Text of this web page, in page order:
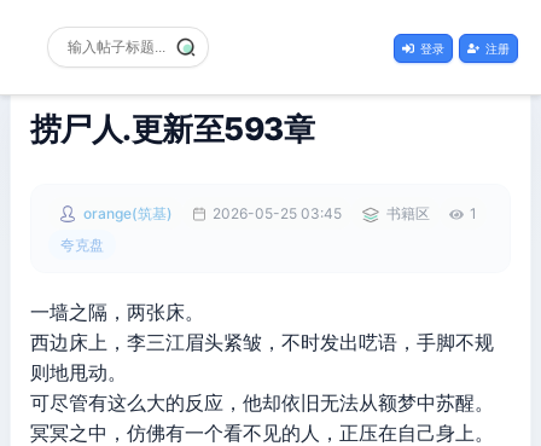
登录 注册
捞尸人.更新至593章
orange(筑基) 2026-05-25 03:45 书籍区
1
夸克盘
一墙之隔，两张床。
西边床上，李三江眉头紧皱，不时发出呓语，手脚不规
则地甩动。
可尽管有这么大的反应，他却依旧无法从额梦中苏醒。
冥冥之中，仿佛有一个看不见的人，正压在自己身上。